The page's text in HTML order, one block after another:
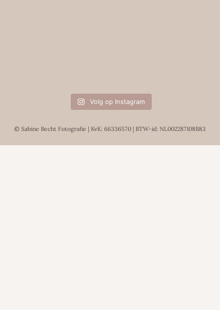
Volg op Instagram
© Sabine Becht Fotografie | KvK: 66336570 | BTW-id: NL002287108B83